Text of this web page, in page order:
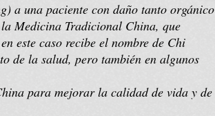
a una paciente con daño tanto orgánico
Medicina Tradicional China, que
este caso recibe el nombre de Chi
de la salud, pero también en algunos
para mejorar la calidad de vida y de